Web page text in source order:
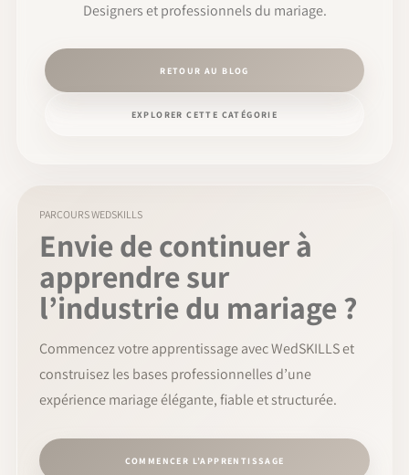
Designers et professionnels du mariage.
RETOUR AU BLOG
EXPLORER CETTE CATÉGORIE
PARCOURS WEDSKILLS
Envie de continuer à
apprendre sur
l’industrie du mariage ?
Commencez votre apprentissage avec WedSKILLS et
construisez les bases professionnelles d’une
expérience mariage élégante, fiable et structurée.
COMMENCER L’APPRENTISSAGE